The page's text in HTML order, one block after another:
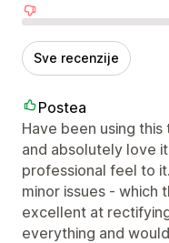
Negativne recenzije
Sve recenzije
Postea
Have been using
and absolutely love
professional feel to
minor issues - which
excellent at
everything and